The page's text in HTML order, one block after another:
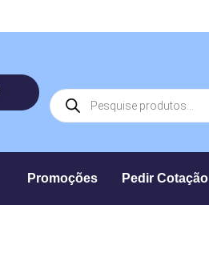
Promoções Pedir Cotação